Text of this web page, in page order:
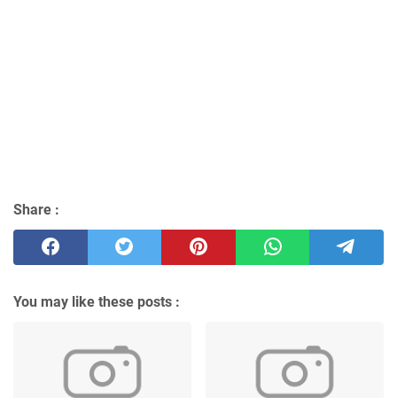
Share :
You may like these posts :